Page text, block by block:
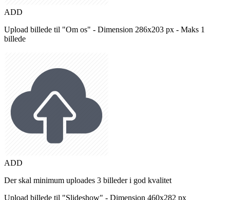
ADD
Upload billede til "Om os" - Dimension 286x203 px - Maks 1
billede
ADD
Der skal minimum uploades 3 billeder i god kvalitet
Upload billede til "Slideshow" - Dimension 460x282 px